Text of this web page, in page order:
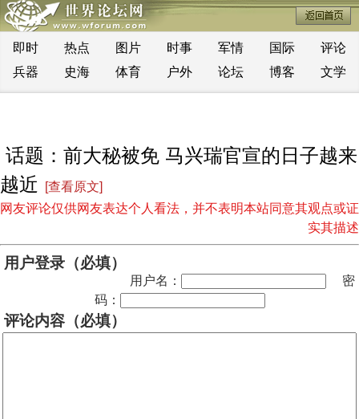
即时 热点 图片 时事 军情 国际
评论
兵器
史海 体育 户外 论坛 博客 文学
话题：前大秘被免 马兴瑞官宣的日子越来
越近
[查看原文]
网友评论仅供网友表达个人看法，并不表明本站同意其观点或证
实其描述
用户登录（必填）
用户名：
密
码：
评论内容（必填）